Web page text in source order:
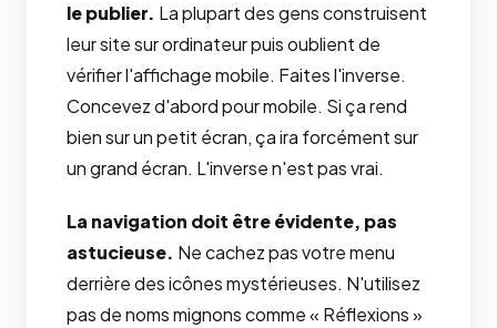
le publier. La plupart des gens construisent
leur site sur ordinateur puis oublient de
vérifier l'affichage mobile. Faites l'inverse.
Concevez d'abord pour mobile. Si ça rend
bien sur un petit écran, ça ira forcément sur
un grand écran. L'inverse n'est pas vrai.
La navigation doit être évidente, pas
astucieuse. Ne cachez pas votre menu
derrière des icônes mystérieuses. N'utilisez
pas de noms mignons comme « Réflexions »